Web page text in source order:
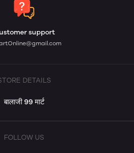
support
DETAILS
बालाजी 99 मार्ट
FOLLOW US